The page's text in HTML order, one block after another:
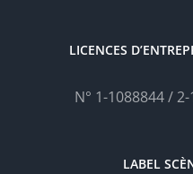
LICENCES
N° 1-1088844 /
LABEL